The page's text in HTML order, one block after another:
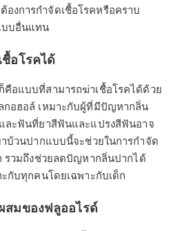
งการกำจัดเชื้อโรคหรือคราบ
บบอื่นแทน
อโรคได้
คือแบบที่สามารถฆ่าเชื้อโรคได้ด้วย
อฮอล์ เหมาะกับผู้ที่มีปัญหากลิ่น
ละฟันที่ยาสีฟันและแปรงสีฟันอาจ
าบ้วนปากแบบนี้จะช่วยในการกำจัด
รวมถึงช่วยลดปัญหากลิ่นปากได้
กับทุกคนโดยเฉพาะกับเด็ก
สมของฟลูออไรด์